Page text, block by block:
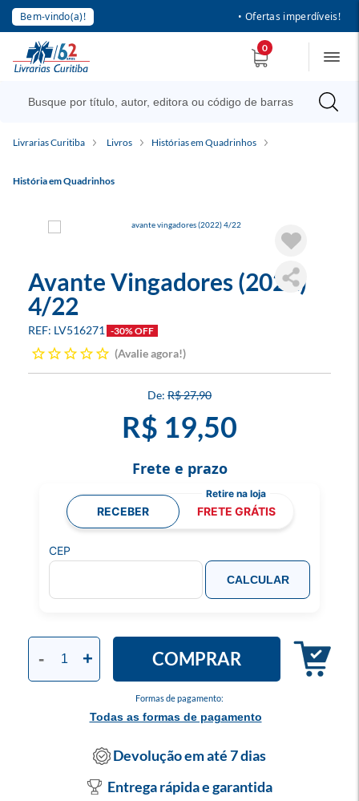
Bem-vindo(a)! • Ofertas imperdíveis!
0
Livrarias Curitiba Livros Histórias em Quadrinhos
História em Quadrinhos
Avante Vingadores (2022)
4/22
LV516271 -30% OFF
Avalie agora!
R$ 27,90
R$ 19,50
Formas de pagamento:
Todas as formas de pagamento
- + COMPRAR
Frete e prazo
RECEBER FRETE GRÁTIS
CEP
CALCULAR
Devolução em até 7 dias
Entrega rápida e garantida